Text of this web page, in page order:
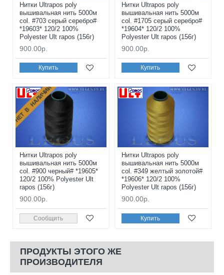
Нитки Ultrapos poly
вышивальная нить 5000м
col. #703 серый серебро#
*19603* 120/2 100%
Polyester Ult rapos (156г)
900.00р.
Купить
Нитки Ultrapos poly
вышивальная нить 5000м
col. #1705 серый серебро#
*19604* 120/2 100%
Polyester Ult rapos (156г)
900.00р.
Купить
НЕТ В НАЛИЧИИ
Нитки Ultrapos poly
вышивальная нить 5000м
col. #900 черный# *19605*
120/2 100% Polyester Ult
rapos (156г)
900.00р.
Сообщить
Нитки Ultrapos poly
вышивальная нить 5000м
col. #349 желтый золотой#
*19606* 120/2 100%
Polyester Ult rapos (156г)
900.00р.
Купить
ПРОДУКТЫ ЭТОГО ЖЕ
ПРОИЗВОДИТЕЛЯ